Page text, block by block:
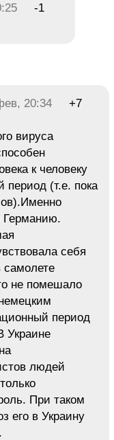
-1
20:34 +7
вируса
к человеку
период (т.е. пока
Германию.
себя
самолете
не помешало
период
Украине
людей
При таком
его в Украину